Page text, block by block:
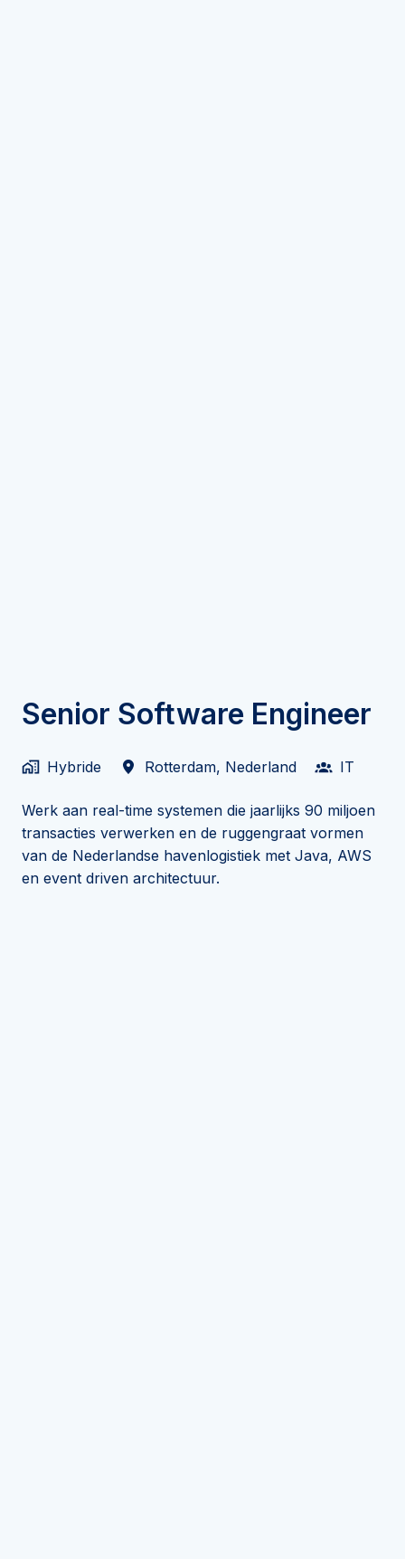
Senior Software Engineer
Hybride Rotterdam, Nederland IT
Werk aan real-time systemen die jaarlijks 90 miljoen
transacties verwerken en de ruggengraat vormen
van de Nederlandse havenlogistiek met Java, AWS
en event driven architectuur.